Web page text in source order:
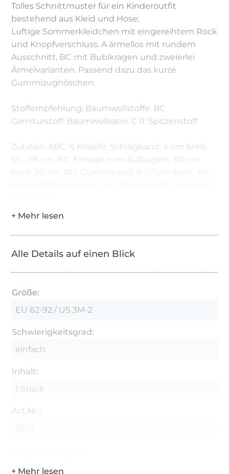
Tolles Schnittmuster für ein Kinderoutfit
bestehend aus Kleid und Hose:
Luftige Sommerkleidchen mit eingereihtem Rock
und Knopfverschluss. A ärmellos mit rundem
Ausschnitt, BC mit Bubikragen und zweierlei
Ärmelvarianten. Passend dazu das kurze
Gummizughöschen.
Stoffempfehlung: Baumwollstoffe. BC
Garniturstoff: Baumwollsatin. C II: Spitzenstoff
Zutaten: ABC: 6 Knöpfe; Schrägband, 4 cm breit,
55 – 65 cm. BC: Einlage zum Aufbügeln, 90 cm
Alle Details auf einen Blick
Größe:
EU 62-92 / US 3M-2
Schwierigkeitsgrad:
einfach
Inhalt:
1 Stück
Art.Nr.: